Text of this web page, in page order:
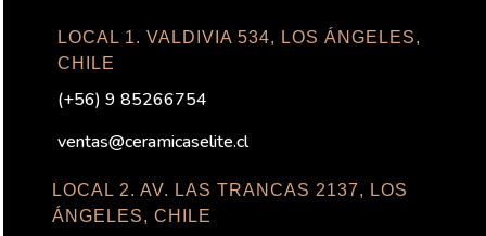
LOCAL 1. VALDIVIA 534, LOS ÁNGELES,
CHILE
(+56) 9 85266754
ventas@ceramicaselite.cl
LOCAL 2. AV. LAS TRANCAS 2137, LOS
ÁNGELES, CHILE